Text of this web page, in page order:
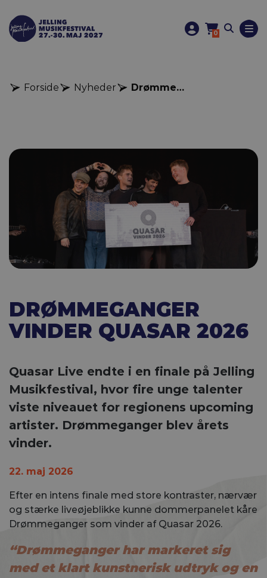
0
Drømmeganger vinder Quasar 2026
Nyheder
Forside
DRØMMEGANGER
VINDER QUASAR 2026
Quasar Live endte i en finale på Jelling
Musikfestival, hvor fire unge talenter
viste niveauet for regionens upcoming
artister. Drømmeganger blev årets
vinder.
22. maj 2026
Efter en intens finale med store kontraster, nærvær
og stærke liveøjeblikke kunne dommerpanelet kåre
Drømmeganger som vinder af Quasar 2026.
“Drømmeganger har markeret sig
med et klart kunstnerisk udtryk og en